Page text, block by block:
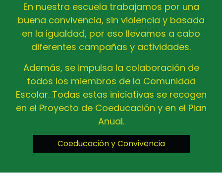
En nuestra escuela trabajamos por una
buena convivencia, sin violencia y basada
en la igualdad, por eso llevamos a cabo
diferentes campañas y actividades.
Además, se impulsa la colaboración de
todos los miembros de la Comunidad
Escolar. Todas estas iniciativas se recogen
en el Proyecto de Coeducación y en el Plan
Anual.
Coeducación y Convivencia